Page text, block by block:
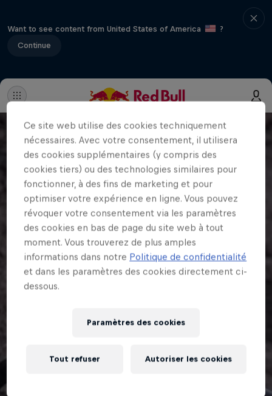
Want to see content from United States of America
?
Continue
Ce site web utilise des cookies techniquement
nécessaires. Avec votre consentement, il utilisera
des cookies supplémentaires (y compris des
cookies tiers) ou des technologies similaires pour
fonctionner, à des fins de marketing et pour
optimiser votre expérience en ligne. Vous pouvez
révoquer votre consentement via les paramètres
des cookies en bas de page du site web à tout
moment. Vous trouverez de plus amples
informations dans notre Politique de confidentialité
et dans les paramètres des cookies directement ci-
dessous.
Paramètres des cookies
Tout refuser Autoriser les cookies